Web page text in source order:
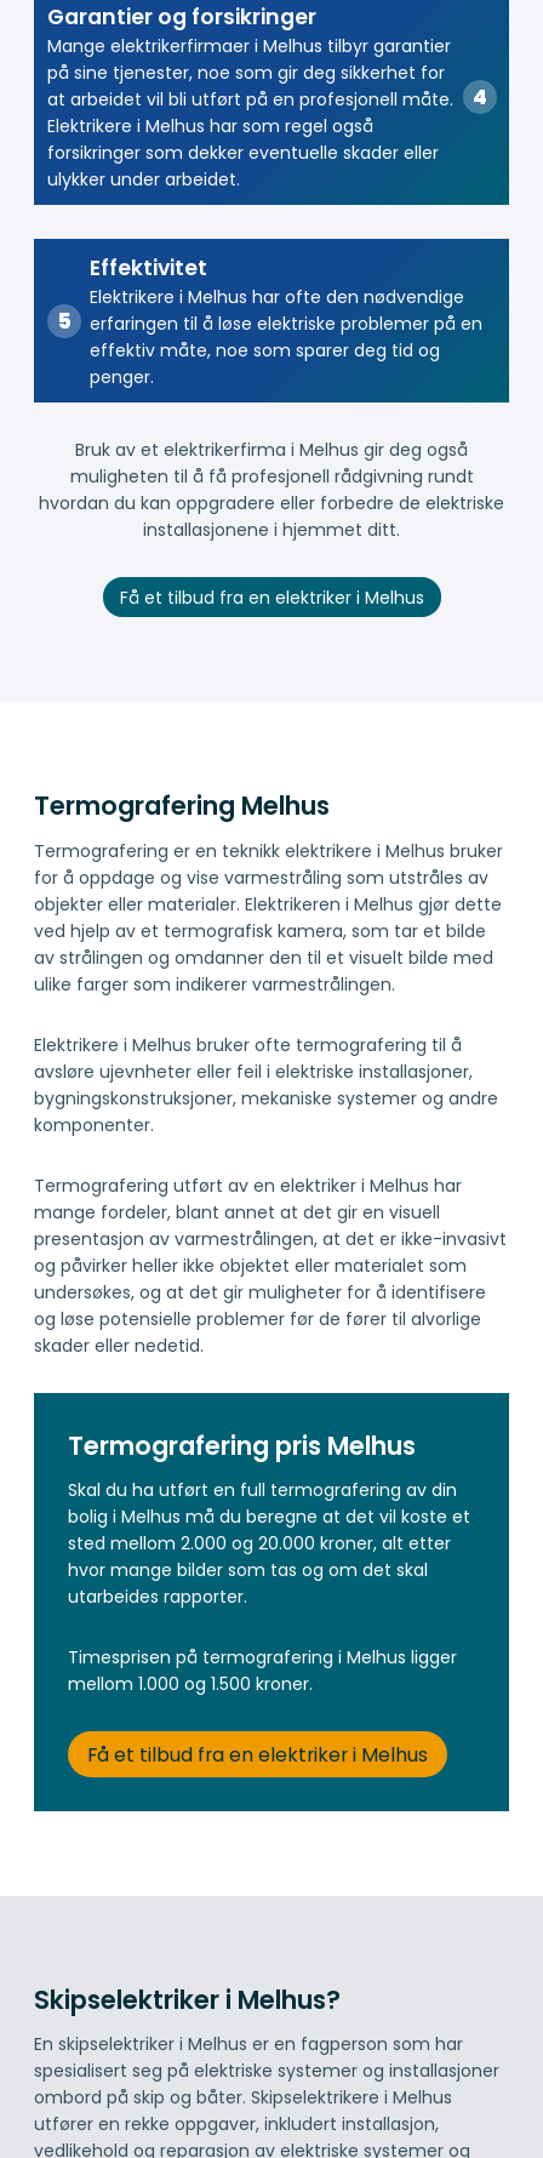
Garantier og forsikringer
Mange elektrikerfirmaer i Melhus tilbyr garantier
på sine tjenester, noe som gir deg sikkerhet for
at arbeidet vil bli utført på en profesjonell måte.
Elektrikere i Melhus har som regel også
forsikringer som dekker eventuelle skader eller
ulykker under arbeidet.
Effektivitet
Elektrikere i Melhus har ofte den nødvendige
erfaringen til å løse elektriske problemer på en
effektiv måte, noe som sparer deg tid og
penger.
Bruk av et elektrikerfirma i Melhus gir deg også
muligheten til å få profesjonell rådgivning rundt
hvordan du kan oppgradere eller forbedre de elektriske
installasjonene i hjemmet ditt.
Få et tilbud fra en elektriker i Melhus
Termografering Melhus
Termografering er en teknikk elektrikere i Melhus bruker
for å oppdage og vise varmestråling som utstråles av
objekter eller materialer. Elektrikeren i Melhus gjør dette
ved hjelp av et termografisk kamera, som tar et bilde
av strålingen og omdanner den til et visuelt bilde med
ulike farger som indikerer varmestrålingen.
Elektrikere i Melhus bruker ofte termografering til å
avsløre ujevnheter eller feil i elektriske installasjoner,
bygningskonstruksjoner, mekaniske systemer og andre
komponenter.
Termografering utført av en elektriker i Melhus har
mange fordeler, blant annet at det gir en visuell
presentasjon av varmestrålingen, at det er ikke-invasivt
og påvirker heller ikke objektet eller materialet som
undersøkes, og at det gir muligheter for å identifisere
og løse potensielle problemer før de fører til alvorlige
skader eller nedetid.
Termografering pris Melhus
Skal du ha utført en full termografering av din
bolig i Melhus må du beregne at det vil koste et
sted mellom 2.000 og 20.000 kroner, alt etter
hvor mange bilder som tas og om det skal
utarbeides rapporter.
Timesprisen på termografering i Melhus ligger
mellom 1.000 og 1.500 kroner.
Få et tilbud fra en elektriker i Melhus
Skipselektriker i Melhus?
En skipselektriker i Melhus er en fagperson som har
spesialisert seg på elektriske systemer og installasjoner
ombord på skip og båter. Skipselektrikere i Melhus
utfører en rekke oppgaver, inkludert installasjon,
vedlikehold og reparasjon av elektriske systemer og